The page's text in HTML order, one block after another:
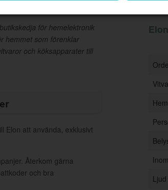
för hemelektronik
hemmet som förenklar
och köksapparater till
Elon att använda, exklusivt
Återkom gärna
och bra